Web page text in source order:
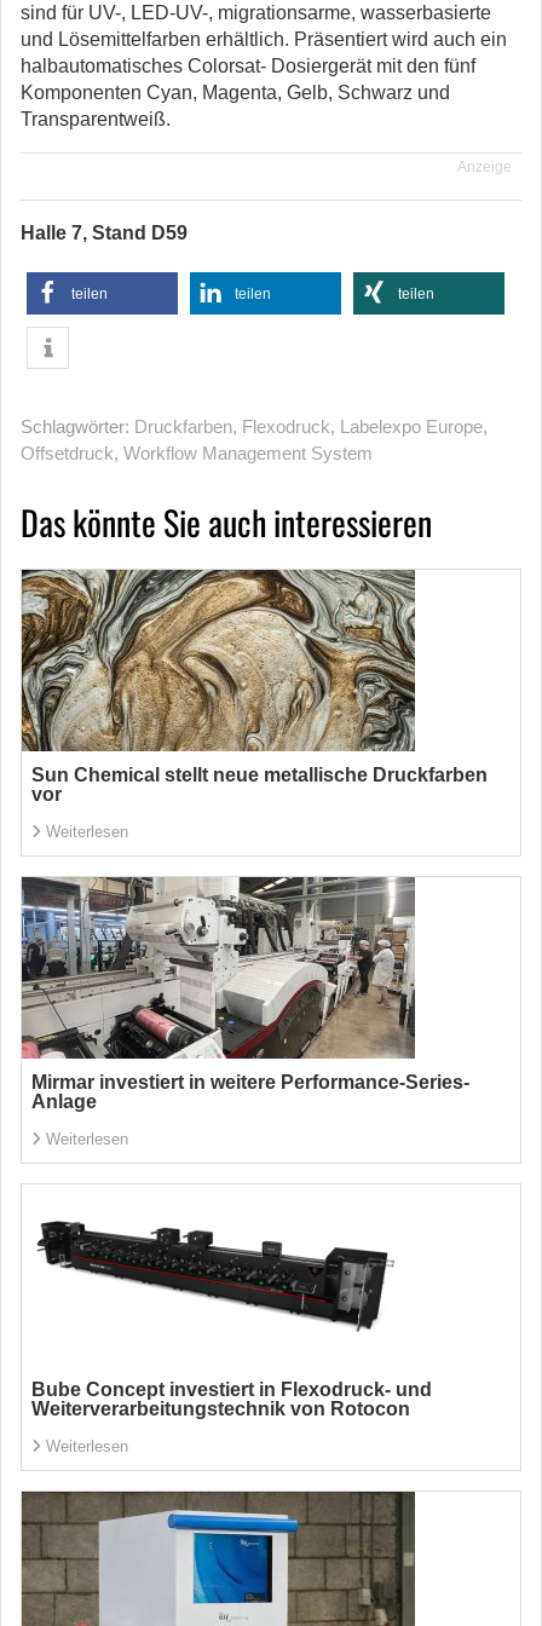
sind für UV-, LED-UV-, migrationsarme, wasserbasierte
und Lösemittelfarben erhältlich. Präsentiert wird auch ein
halbautomatisches Colorsat- Dosiergerät mit den fünf
Komponenten Cyan, Magenta, Gelb, Schwarz und
Transparentweiß.
Anzeige
Halle 7, Stand D59
teilen teilen teilen
Schlagwörter: Druckfarben, Flexodruck, Labelexpo Europe,
Offsetdruck, Workflow Management System
Das könnte Sie auch interessieren
Sun Chemical stellt neue metallische Druckfarben
vor
Weiterlesen
Mirmar investiert in weitere Performance-Series-
Anlage
Weiterlesen
Bube Concept investiert in Flexodruck- und
Weiterverarbeitungstechnik von Rotocon
Weiterlesen